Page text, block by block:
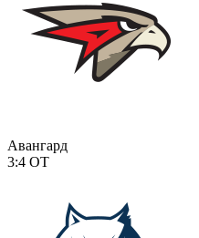
Авангард
3:4 ОТ